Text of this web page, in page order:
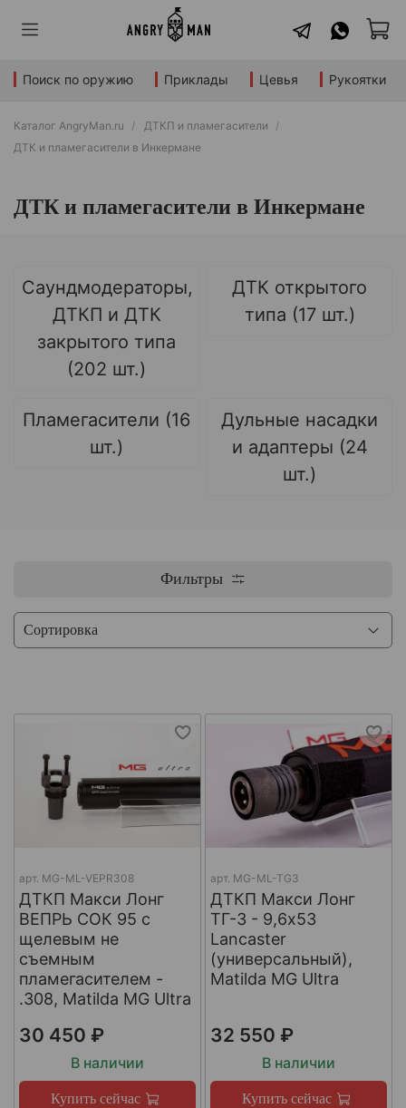
Поиск по оружию Приклады Цевья Рукоятки
Каталог AngryMan.ru
ДТКП и пламегасители
ДТК и пламегасители в Инкермане
ДТК и пламегасители в Инкермане
Саундмодераторы,
ДТКП и ДТК
закрытого типа
(202 шт.)
ДТК открытого
типа (17 шт.)
Пламегасители (16
шт.)
Дульные насадки
и адаптеры (24
шт.)
Фильтры
арт. МG-ML-VEPR308
ДТКП Макси Лонг
ВЕПРЬ СОК 95 с
щелевым не
съемным
пламегасителем -
.308, Matilda MG Ultra
30 450 ₽
В наличии
Купить сейчас
арт. MG-ML-TG3
ДТКП Макси Лонг
ТГ-3 - 9,6x53
Lancaster
(универсальный),
Matilda MG Ultra
32 550 ₽
В наличии
Купить сейчас